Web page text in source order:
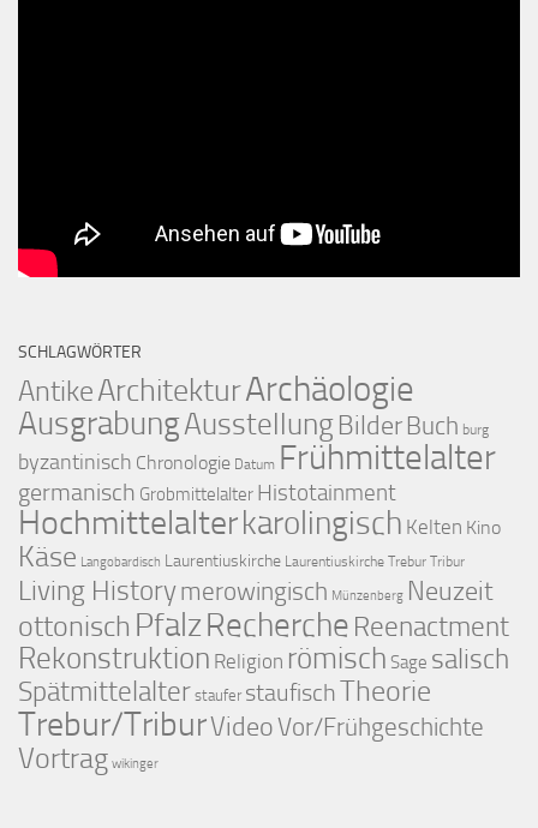
SCHLAGWÖRTER
AntikeArchitekturArchäologie
AusgrabungAusstellungBilder Buch burg
byzantinisch Chronologie Datum Frühmittelalter
germanisch Grobmittelalter Histotainment
Hochmittelalterkarolingisch Kelten Kino
Käse Langobardisch Laurentiuskirche Laurentiuskirche Trebur Tribur
Living Historymerowingisch Münzenberg Neuzeit
ottonisch PfalzRecherche Reenactment
Rekonstruktion Religion römisch Sage salisch
Spätmittelalter staufer staufischTheorie
Trebur/TriburVideoVor/Frühgeschichte
Vortrag wikinger